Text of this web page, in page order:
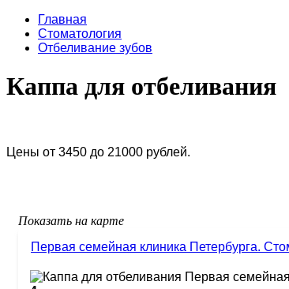
Главная
Стоматология
Отбеливание зубов
Каппа для отбеливания
Цены от 3450 до 21000 рублей.
Показать на карте
Первая семейная клиника Петербурга.